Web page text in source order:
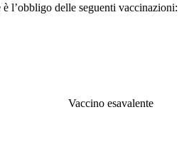
l’obbligo delle seguenti vaccinazioni:
Vaccino esavalente